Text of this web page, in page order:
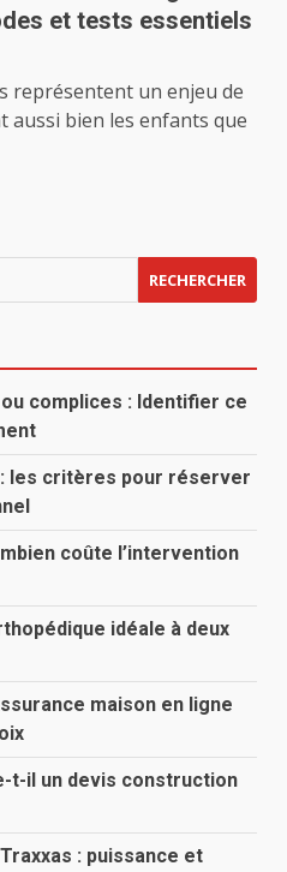
et tests essentiels
représentent un enjeu de
aussi bien les enfants que
complices : Identifier ce
les critères pour réserver
coûte l’intervention
idéale à deux
maison en ligne
t-il un devis construction
: puissance et